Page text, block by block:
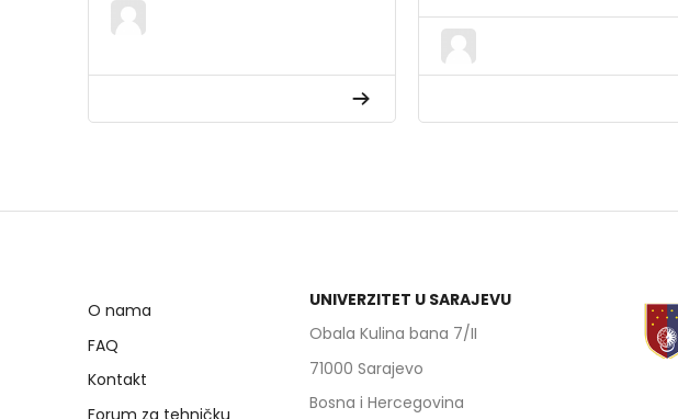
O nama
FAQ
Kontakt
Forum za tehničku
UNIVERZITET U SARAJEVU
Obala Kulina bana 7/II
71000 Sarajevo
Bosna i Hercegovina